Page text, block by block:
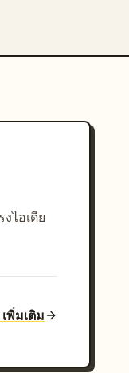
ไอเดีย
พิ่มเติม